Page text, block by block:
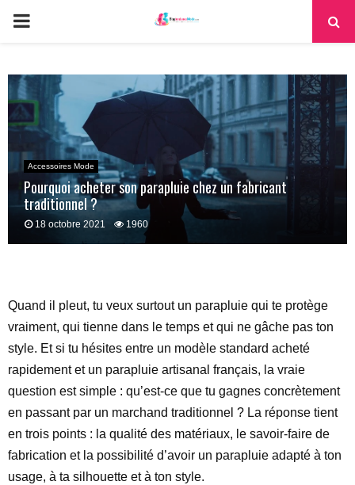
PRIMARY
Accessoires Mode
Pourquoi acheter son parapluie chez un fabricant
traditionnel ?
18 octobre 2021 1960
Quand il pleut, tu veux surtout un parapluie qui te protège
vraiment, qui tienne dans le temps et qui ne gâche pas ton
style. Et si tu hésites entre un modèle standard acheté
rapidement et un parapluie artisanal français, la vraie
question est simple : qu’est-ce que tu gagnes concrètement
en passant par un marchand traditionnel ? La réponse tient
en trois points : la qualité des matériaux, le savoir-faire de
fabrication et la possibilité d’avoir un parapluie adapté à ton
usage, à ta silhouette et à ton style.